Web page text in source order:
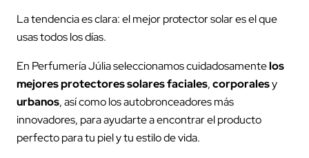
La tendencia es clara: el mejor protector solar es el que
usas todos los días.
En Perfumería Júlia seleccionamos cuidadosamentelos
mejores protectores solares faciales,corporalesy
urbanos, así como los autobronceadores más
innovadores, para ayudarte a encontrar el producto
perfecto para tu piel y tu estilo de vida.